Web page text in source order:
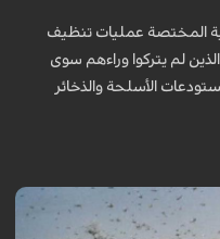
المختصة عمليات تنظيف
لم يتركوا وراءهم سوى
الأسلحة والذخائر